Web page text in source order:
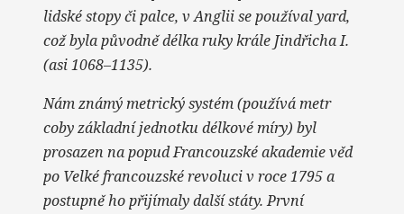
lidské stopy či palce, v Anglii se používal yard,
což byla původně délka ruky krále Jindřicha I.
(asi 1068–1135).
Nám známý metrický systém (používá metr
coby základní jednotku délkové míry) byl
prosazen na popud Francouzské akademie věd
po Velké francouzské revoluci v roce 1795 a
postupně ho přijímaly další státy. První